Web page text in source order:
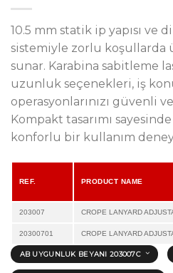
10.5 mm statik ip yapısı ve
sistemiyle zorlu koşullarda
sunar. Karabina sabitleme
uzunluk seçenekleri, iş
operasyonlarınızı güvenli
Kompakt tasarımı
konforlu bir kullanım
REF. PRODUCT NAME
203007 CROPE LANYARD
20300701 CROPE LANYARD
AB UYGUNLUK BEYANI 203007C